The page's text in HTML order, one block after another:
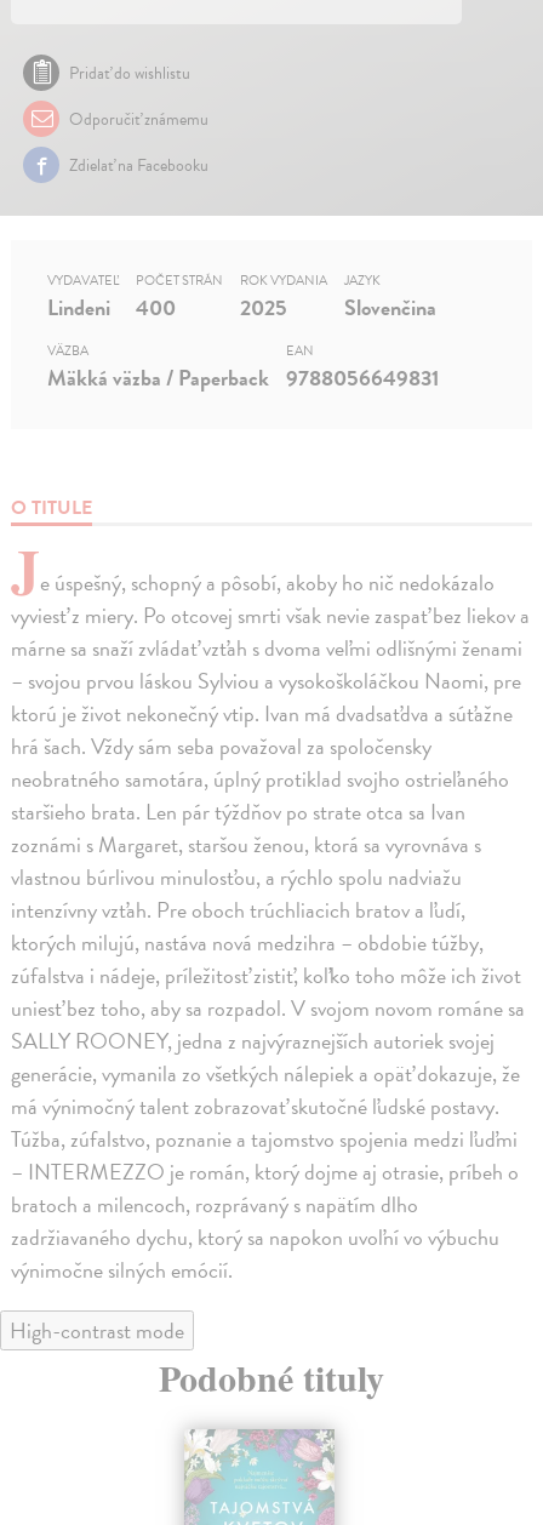
Pridať do wishlistu
Odporučiť známemu
Zdielať na Facebooku
O TITULE
Je úspešný, schopný a pôsobí, akoby ho nič nedokázalo
vyviesť z miery. Po otcovej smrti však nevie zaspať bez liekov a
márne sa snaží zvládať vzťah s dvoma veľmi odlišnými ženami
– svojou prvou láskou Sylviou a vysokoškoláčkou Naomi, pre
ktorú je život nekonečný vtip. Ivan má dvadsaťdva a súťažne
hrá šach. Vždy sám seba považoval za spoločensky
neobratného samotára, úplný protiklad svojho ostrieľaného
staršieho brata. Len pár týždňov po strate otca sa Ivan
zoznámi s Margaret, staršou ženou, ktorá sa vyrovnáva s
vlastnou búrlivou minulosťou, a rýchlo spolu nadviažu
intenzívny vzťah. Pre oboch trúchliacich bratov a ľudí,
ktorých milujú, nastáva nová medzihra – obdobie túžby,
zúfalstva i nádeje, príležitosť zistiť, koľko toho môže ich život
uniesť bez toho, aby sa rozpadol. V svojom novom románe sa
SALLY ROONEY, jedna z najvýraznejších autoriek svojej
generácie, vymanila zo všetkých nálepiek a opäť dokazuje, že
má výnimočný talent zobrazovať skutočné ľudské postavy.
Túžba, zúfalstvo, poznanie a tajomstvo spojenia medzi ľuďmi
– INTERMEZZO je román, ktorý dojme aj otrasie, príbeh o
bratoch a milencoch, rozprávaný s napätím dlho
zadržiavaného dychu, ktorý sa napokon uvoľní vo výbuchu
výnimočne silných emócií.
VYDAVATEĽ
Lindeni
POČET STRÁN
400
ROK VYDANIA
2025
JAZYK
Slovenčina
VÄZBA
Mäkká väzba / Paperback
EAN
9788056649831
High-contrast mode
Podobné tituly